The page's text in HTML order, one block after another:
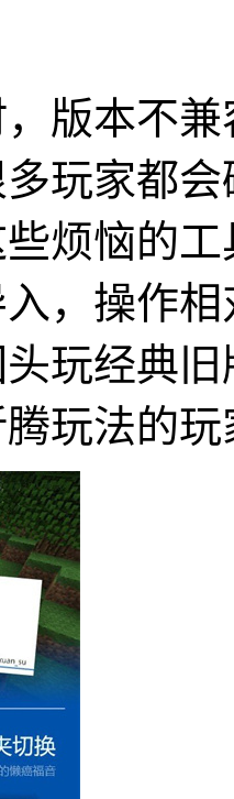
版本不
玩家都
烦恼的
，操作
玩经典
玩法的